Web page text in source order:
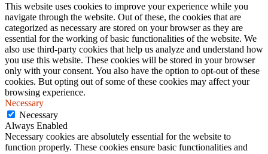
This website uses cookies to improve your experience while you
navigate through the website. Out of these, the cookies that are
categorized as necessary are stored on your browser as they are
essential for the working of basic functionalities of the website. We
also use third-party cookies that help us analyze and understand how
you use this website. These cookies will be stored in your browser
only with your consent. You also have the option to opt-out of these
cookies. But opting out of some of these cookies may affect your
browsing experience.
Necessary
Necessary
Always Enabled
Necessary cookies are absolutely essential for the website to
function properly. These cookies ensure basic functionalities and